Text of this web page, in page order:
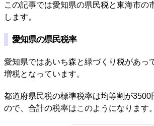
この記事では愛知県の県民税と東海市の
します。
愛知県の県民税率
愛知県ではあいち森と緑づくり税があっ
増税となっています。
都道府県民税の標準税率は均等割が3500
ので、合計の税率はこのようになります。